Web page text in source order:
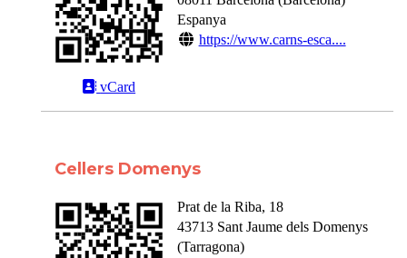
vCard
Espanya
https://www.carns-esca....
Cellers Domenys
Prat de la Riba, 18
43713 Sant Jaume dels Domenys
(Tarragona)